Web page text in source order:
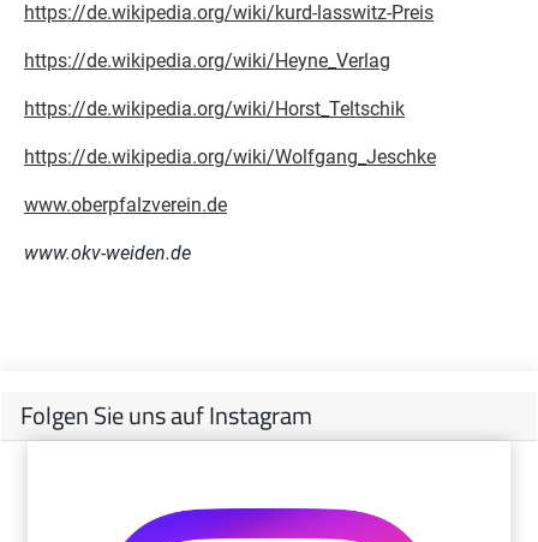
https://de.wikipedia.org/wiki/kurd-lasswitz-Preis
https://de.wikipedia.org/wiki/Heyne_Verlag
https://de.wikipedia.org/wiki/Horst_Teltschik
https://de.wikipedia.org/wiki/Wolfgang_Jeschke
www.oberpfalzverein.de
www.okv-weiden.de
Folgen Sie uns auf Instagram